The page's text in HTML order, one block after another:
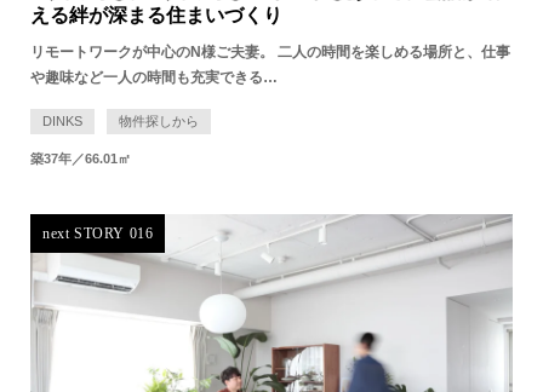
える絆が深まる住まいづくり
リモートワークが中心のN様ご夫妻。 二人の時間を楽しめる場所と、仕事
や趣味など一人の時間も充実できる…
DINKS 物件探しから
築37年／66.01㎡
next STORY 016